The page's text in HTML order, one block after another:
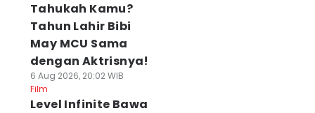
Tahukah Kamu?
Tahun Lahir Bibi
May MCU Sama
dengan Aktrisnya!
6 Aug 2026, 20:02 WIB
Film
Level Infinite Bawa